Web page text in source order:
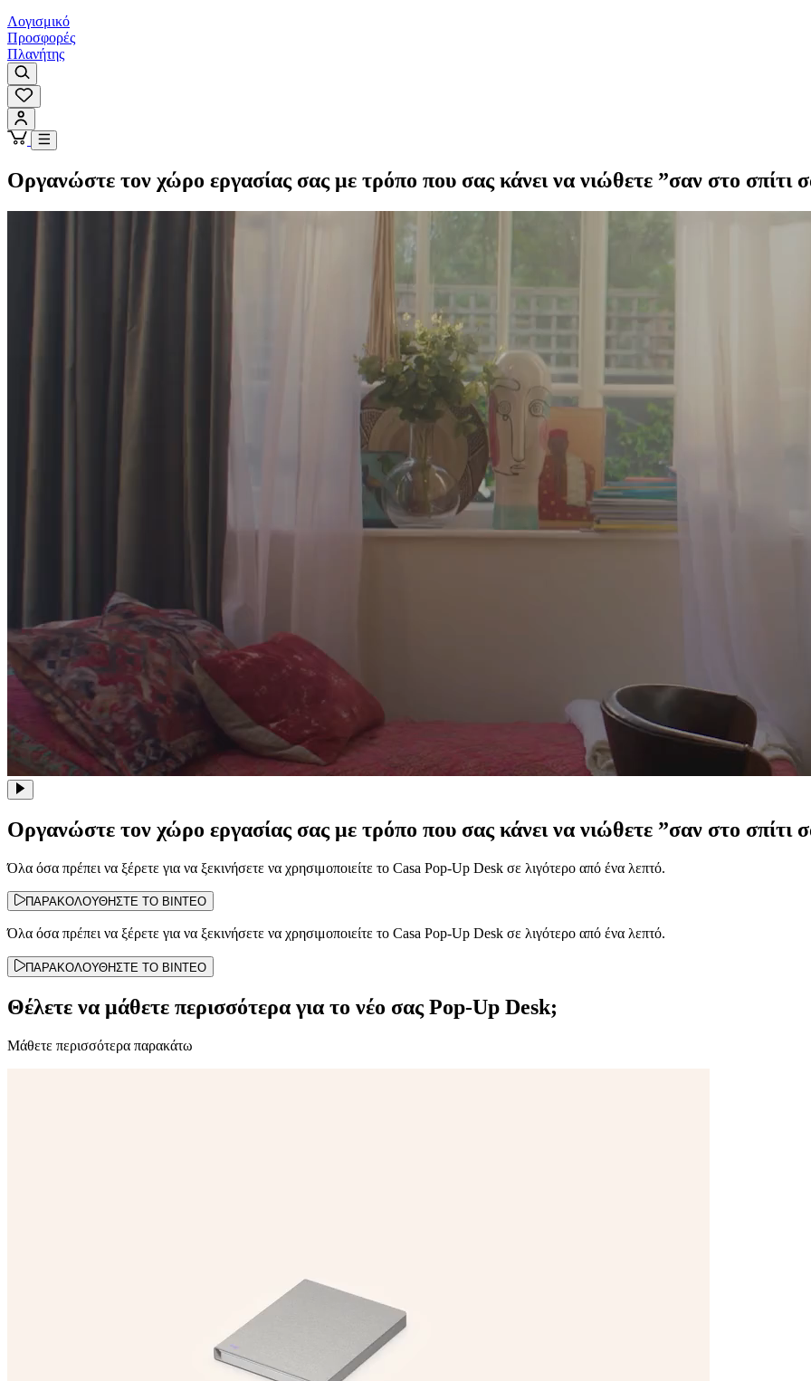
Λογισμικό
Προσφορές
Πλανήτης
Οργανώστε τον χώρο εργασίας σας με τρόπο που σας κάνει να νιώθετε ”σαν στο σπίτι
Οργανώστε τον χώρο εργασίας σας με τρόπο που σας κάνει να νιώθετε ”σαν στο σπίτι
Όλα όσα πρέπει να ξέρετε για να ξεκινήσετε να χρησιμοποιείτε το Casa Pop-Up Desk σε λιγότερο από ένα λεπτό.
ΠΑΡΑΚΟΛΟΥΘΗΣΤΕ TO ΒΙΝΤΕΟ
Όλα όσα πρέπει να ξέρετε για να ξεκινήσετε να χρησιμοποιείτε το Casa Pop-Up Desk σε λιγότερο από ένα λεπτό.
ΠΑΡΑΚΟΛΟΥΘΗΣΤΕ TO ΒΙΝΤΕΟ
Θέλετε να μάθετε περισσότερα για το νέο σας Pop-Up Desk;
Μάθετε περισσότερα παρακάτω